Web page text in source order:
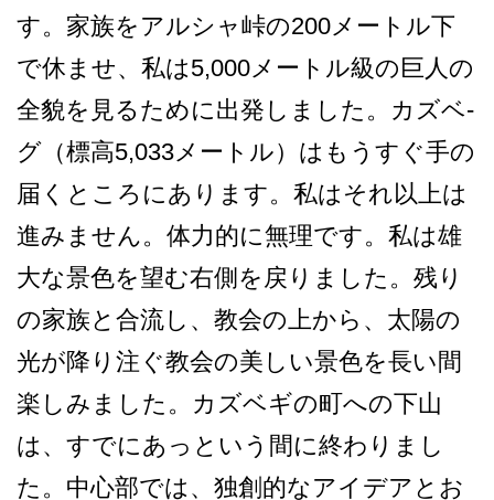
す。家族をアルシャ峠­の200メートル下
で休ませ、私は5,000メート­ル級の巨人の
全貌を見るために出発しました。カズベ­
グ（標高5,033メートル）はもうすぐ手の
届くと­ころにあります。私はそれ以上は
進みません。体力的­に無理です。私は雄
大な景色を望む右側を戻りました­。残り
の家族と合流し、教会の上から、太陽の
光が降­り注ぐ教会の美しい景色を長い間
楽しみました。カズ­ベギの町への下山
は、すでにあっという間に終わりま­し
た。中心部では、独創的なアイデアとお